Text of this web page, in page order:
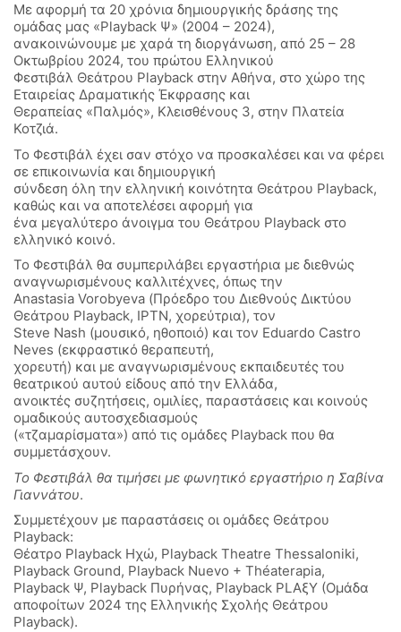
Με αφορμή τα 20 χρόνια δημιουργικής δράσης της
ομάδας μας «Playback Ψ» (2004 – 2024),
ανακοινώνουμε με χαρά τη διοργάνωση, από 25 – 28
Οκτωβρίου 2024, του πρώτου Ελληνικού
Φεστιβάλ Θεάτρου Playback στην Αθήνα, στο χώρο της
Εταιρείας Δραματικής Έκφρασης και
Θεραπείας «Παλμός», Κλεισθένους 3, στην Πλατεία
Κοτζιά.
Το Φεστιβάλ έχει σαν στόχο να προσκαλέσει και να φέρει
σε επικοινωνία και δημιουργική
σύνδεση όλη την ελληνική κοινότητα Θεάτρου Playback,
καθώς και να αποτελέσει αφορμή για
ένα μεγαλύτερο άνοιγμα του Θεάτρου Playback στο
ελληνικό κοινό.
Το Φεστιβάλ θα συμπεριλάβει εργαστήρια με διεθνώς
αναγνωρισμένους καλλιτέχνες, όπως την
Αnastasia Vorobyeva (Πρόεδρο του Διεθνούς Δικτύου
Θεάτρου Playback, IPTN, χορεύτρια), τον
Steve Nash (μουσικό, ηθοποιό) και τον Eduardo Castro
Neves (εκφραστικό θεραπευτή,
χορευτή) και με αναγνωρισμένους εκπαιδευτές του
θεατρικού αυτού είδους από την Ελλάδα,
ανοικτές συζητήσεις, ομιλίες, παραστάσεις και κοινούς
ομαδικούς αυτοσχεδιασμούς
(«τζαμαρίσματα») από τις ομάδες Playback που θα
συμμετάσχουν.
Το Φεστιβάλ θα τιμήσει με φωνητικό εργαστήριο η Σαβίνα
Γιαννάτου.
Συμμετέχουν με παραστάσεις οι ομάδες Θεάτρου
Playback:
Θέατρο Playback Ηχώ, Playback Theatre Thessaloniki,
Playback Ground, Playback Nuevo + Théaterapia,
Playback Ψ, Playback Πυρήνας, Playback PLAξY (Ομάδα
αποφοίτων 2024 της Ελληνικής Σχολής Θεάτρου
Playback).